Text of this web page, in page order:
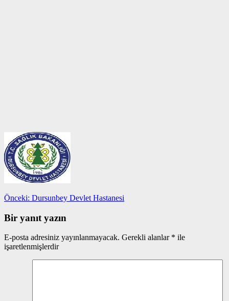
Yazı
gezinmesi
Önceki: Önceki
Dursunbey Devlet Hastanesi
Bir yanıt yazın
E-posta adresiniz yayınlanmayacak. Gerekli alanlar * ile
işaretlenmişlerdir